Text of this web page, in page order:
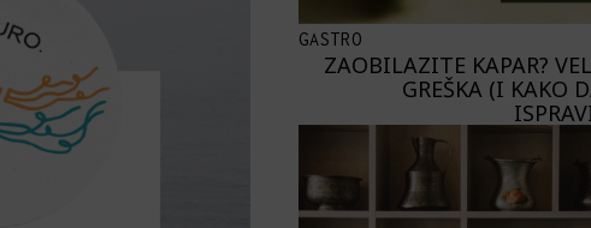
GASTRO
ZAOBILAZITE KAPAR?
GREŠKA (I KAKO